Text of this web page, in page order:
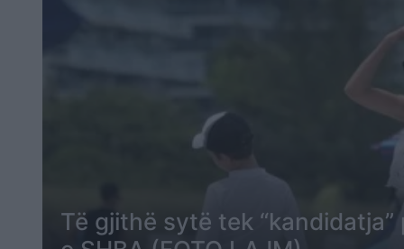
Të gjithë sytë tek